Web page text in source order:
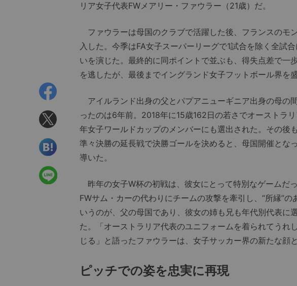
リア女子代表FWメアリー・ファウラー（21歳）だ。
ファウラーは母国のクラブで活躍した後、フランスのモ
入した。今季はFA女子スーパーリーグで1試合を除く全試
いを演じた。最終的に同ポイントで並ぶも、得失点差で一
を逃したが、最後までイングランド女子フットボール界を盛
アイルランド出身の父とパプアニューギニア出身の母の
ったのは6年前。2018年に15歳162日の若さでオーストラ
年女子ワールドカップのメンバーにも選出された。その後
準々決勝の延長戦で決勝ゴールを決めると、母国開催とな
導いた。
昨年の女子W杯の初戦は、彼女にとって特別なゲームだ
FWサム・カーの代わりにチームの攻撃を牽引し、“所縁”
いうのが、父の母国であり、彼女の姉も兄も年代別代表に
た。「オーストラリア代表のユニフォームを着られてうれ
じる」と語ったファウラーは、女子サッカー界の新たな顔
ピッチでの姿を忠実に再現